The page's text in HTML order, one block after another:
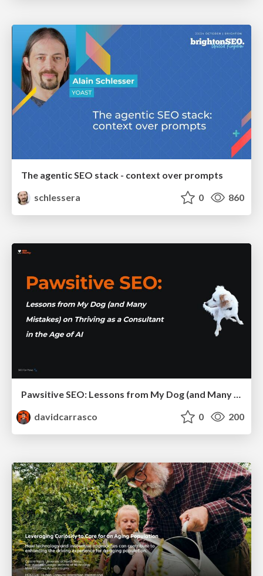
The agentic SEO stack - context over prompts
schlessera
0 860
davidcarrasco
0 200